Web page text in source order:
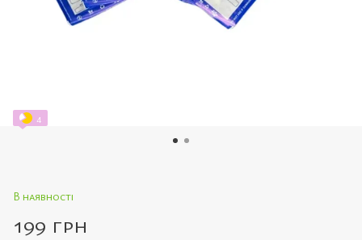
4
В наявності
199 грн